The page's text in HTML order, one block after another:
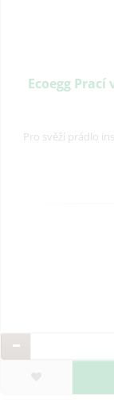
Ecoegg
Pro svěží prádlo